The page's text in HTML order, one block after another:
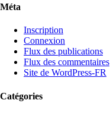
Méta
Inscription
Connexion
Flux des publications
Flux des commentaires
Site de WordPress-FR
Catégories